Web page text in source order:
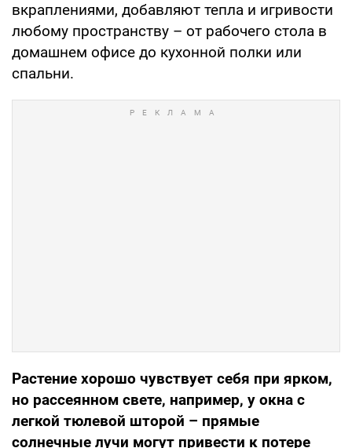
вкраплениями, добавляют тепла и игривости
любому пространству – от рабочего стола в
домашнем офисе до кухонной полки или
спальни.
Растение хорошо чувствует себя при ярком,
но рассеянном свете, например, у окна с
легкой тюлевой шторой – прямые
солнечные лучи могут привести к потере